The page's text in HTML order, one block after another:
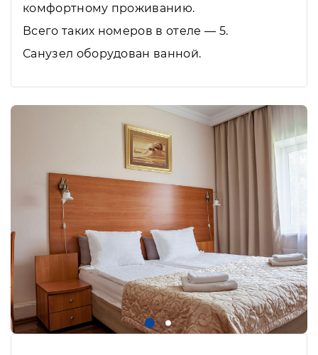
комфортному проживанию.
Всего таких номеров в отеле — 5.
Санузел оборудован ванной.